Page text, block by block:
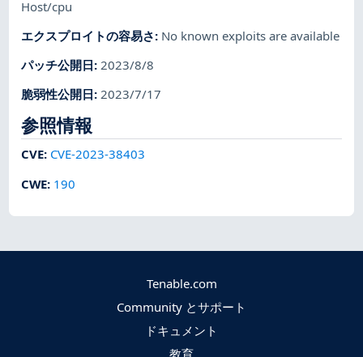
Host/cpu
エクスプロイトの容易さ: No known exploits are available
パッチ公開日:2023/8/8
脆弱性公開日:2023/7/17
参照情報
CVE: CVE-2023-38403
CWE: 190
Tenable.com
Community とサポート
ドキュメント